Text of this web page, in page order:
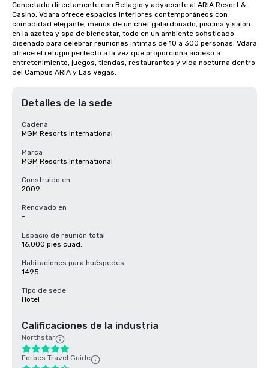
Conectado directamente con Bellagio y adyacente al ARIA Resort &
Casino, Vdara ofrece espacios interiores contemporáneos con
comodidad elegante, menús de un chef galardonado, piscina y salón
en la azotea y spa de bienestar, todo en un ambiente sofisticado
diseñado para celebrar reuniones íntimas de 10 a 300 personas. Vdara
ofrece el refugio perfecto a la vez que proporciona acceso a
entretenimiento, juegos, tiendas, restaurantes y vida nocturna dentro
del Campus ARIA y Las Vegas.
Detalles de la sede
Cadena
MGM Resorts International
Marca
MGM Resorts International
Construido en
2009
Renovado en
-
Espacio de reunión total
16.000 pies cuad.
Habitaciones para huéspedes
1495
Tipo de sede
Hotel
Calificaciones de la industria
Northstar
Forbes Travel Guide